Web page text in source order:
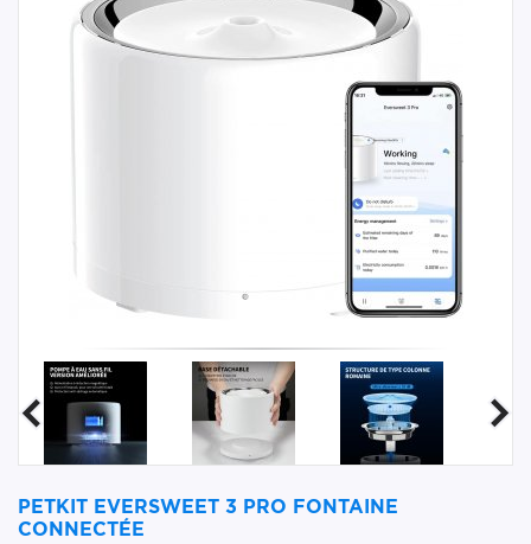
PETKIT EVERSWEET 3 PRO FONTAINE
CONNECTÉE